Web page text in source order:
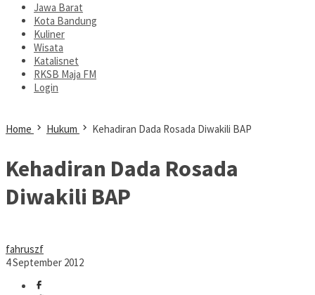
Jawa Barat
Kota Bandung
Kuliner
Wisata
Katalisnet
RKSB Maja FM
Login
Home Hukum Kehadiran Dada Rosada Diwakili BAP
Kehadiran Dada Rosada
Diwakili BAP
fahruszf
4 September 2012